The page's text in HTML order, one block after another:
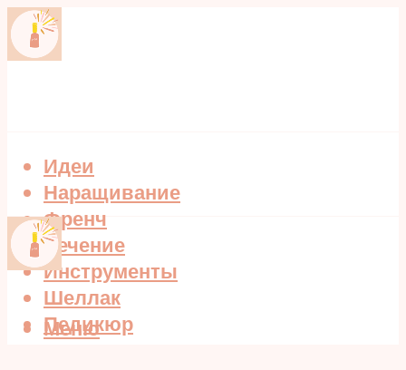
Идеи
Наращивание
Френч
Лечение
Инструменты
Шеллак
Педикюр
Меню